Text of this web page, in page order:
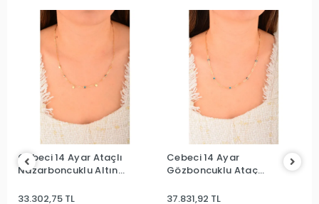
14 Ayar Ataçlı
Altın
TL
Cebeci 14 Ayar
Gözboncuklu Ataç
37.831,92 TL